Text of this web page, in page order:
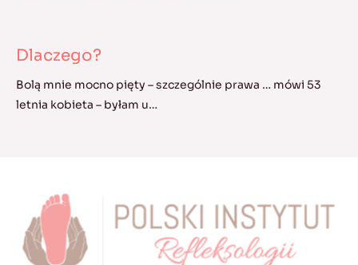
Dlaczego?
Bolą mnie mocno pięty – szczególnie prawa … mówi 53
letnia kobieta – byłam u…